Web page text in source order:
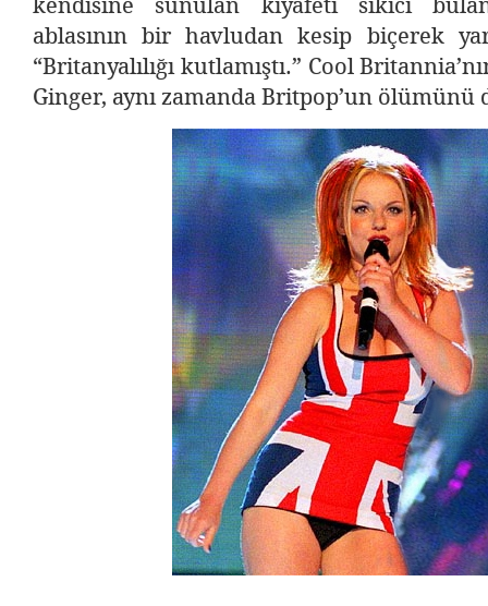
ablasının bir havludan kesip biçerek
“Britanyalılığı kutlamıştı.” Cool
Ginger, aynı zamanda Britpop’un ölümünü